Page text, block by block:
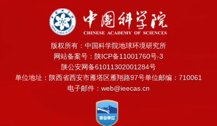
版权所有：中国科学院地球环境研究所
网站备案号：陕ICP备11001760号-3
陕公安网备61011302001284号
单位地址：陕西省西安市雁塔区雁翔路97号单位邮编：710061
电子邮件：web@ieecas.cn